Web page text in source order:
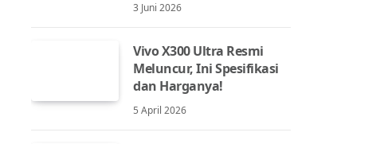
3 Juni 2026
Vivo X300 Ultra Resmi
Meluncur, Ini Spesifikasi
dan Harganya!
5 April 2026